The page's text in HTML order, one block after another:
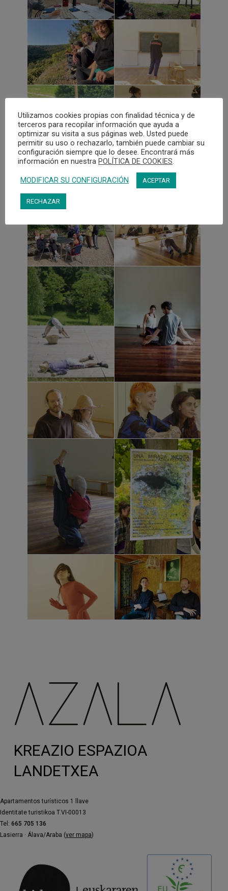
KREAZIO ESPAZIOA
LANDETXEA
Apartamentos turísticos 1 llave
Identitate turistikoa T.VI-00013
Tel: 665 705 136
Lasierra · Álava/Araba (ver mapa)
Utilizamos cookies propias con finalidad técnica y de
terceros para recopilar información que ayuda a
optimizar su visita a sus páginas web. Usted puede
permitir su uso o rechazarlo, también puede cambiar su
configuración siempre que lo desee. Encontrará más
información en nuestra POLÍTICA DE COOKIES
MODIFICAR SU CONFIGURACIÓN ACEPTAR
RECHAZAR